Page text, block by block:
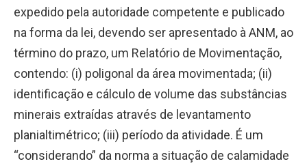
expedido pela autoridade competente e publicado
na forma da lei, devendo ser apresentado à ANM, ao
término do prazo, um Relatório de Movimentação,
contendo: (i) poligonal da área movimentada; (ii)
identificação e cálculo de volume das substâncias
minerais extraídas através de levantamento
planialtimétrico; (iii) período da atividade. É um
“considerando” da norma a situação de calamidade